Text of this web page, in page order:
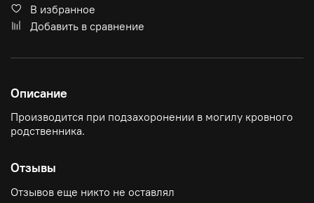
В избранное
Добавить в сравнение
Описание
Производится при подзахоронении в могилу кровного
родственника.
Отзывы
Отзывов еще никто не оставлял